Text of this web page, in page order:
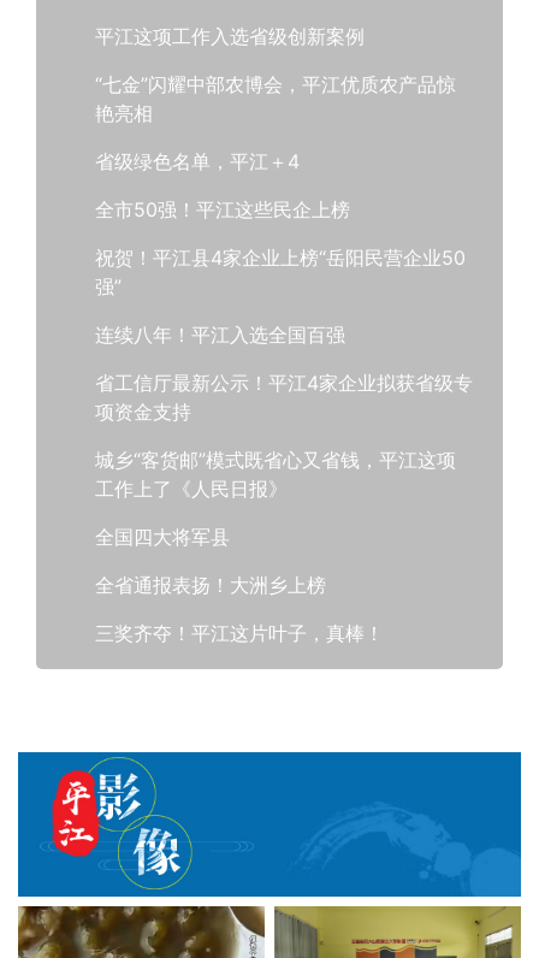
平江这项工作入选省级创新案例
“七金”闪耀中部农博会，平江优质农产品惊
艳亮相
省级绿色名单，平江＋4
全市50强！平江这些民企上榜
祝贺！平江县4家企业上榜“岳阳民营企业50
强”
连续八年！平江入选全国百强
省工信厅最新公示！平江4家企业拟获省级专
项资金支持
城乡“客货邮”模式既省心又省钱，平江这项
工作上了《人民日报》
全国四大将军县
全省通报表扬！大洲乡上榜
三奖齐夺！平江这片叶子，真棒！